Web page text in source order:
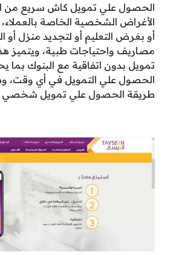
الحصول علي تمويل كاش سريع من
الأغراض الشخصية الخاصة
أو بغرض التعليم أو لتجديد منزل أو
مصاريف واحتياجات طبية، ويتميز
تمويل بدون اتفاقية مع البنوك بما
الحصول علي التمويل في أي
طريقة الحصول علي تمويل شخصي